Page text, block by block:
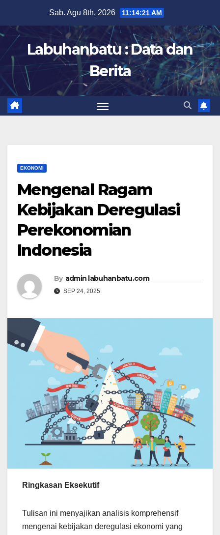
content
Sab. Agu 8th, 2026 11:14:22 AM
Labuhanbatu : Data dan
Berita
EKONOMI
Mengenal Ragam
Kebijakan Deregulasi
Perekonomian
Indonesia
By admin labuhanbatu.com
SEP 24, 2025
Ringkasan Eksekutif
Tulisan ini menyajikan analisis komprehensif
mengenai kebijakan deregulasi ekonomi yang